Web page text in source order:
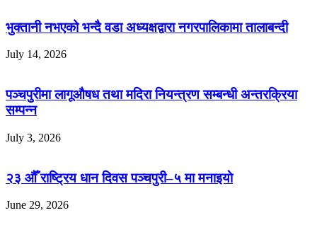
भुक्तानी नभएको भन्दै वडा अध्यक्षद्वारा नगरपालिकामा तालाबन्दी
July 14, 2026
पञ्चपुरीमा लागूऔषध तथा मदिरा नियन्त्रण सम्बन्धी अन्तरक्रिया
सम्पन्न
July 3, 2026
२३ औँ राष्ट्रिय धान दिवस पञ्चपुरी–५ मा मनाइयाे
June 29, 2026